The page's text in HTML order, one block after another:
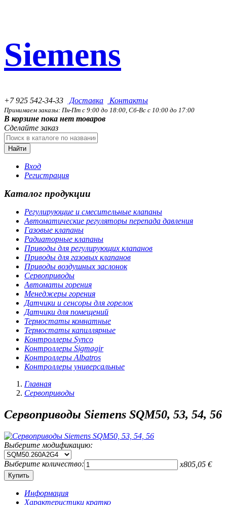
Siemens
+7 925 542-34-33 Доставка Контакты
Принимаем заказы: Пн-Пт с 9:00 до 18:00, Сб-Вс с 10:00 до 17:00
В корзине пока нет товаров
Сделайте заказ
Найти
Вход
Регистрация
Каталог продукции
Регулирующие и смесительные клапаны
Автоматические регуляторы перепада давления
Газовые клапаны
Радиаторные клапаны
Приводы для регулирующих клапанов
Приводы для газовых клапанов
Приводы воздушных заслонок
Сервоприводы
Автоматы горения
Менеджеры горения
Датчики и сенсоры для горелок
Датчики для помещений
Термостаты комнатные
Термостаты капиллярные
Контроллеры Synco
Контроллеры Sigmagir
Контроллеры Albatros
Контроллеры универсальные
Главная
Сервоприводы
Сервоприводы Siemens SQM50, 53, 54, 56
Выберите модификацию:
Выберите количество: x805,05 €
Информация
Характеристики кратко